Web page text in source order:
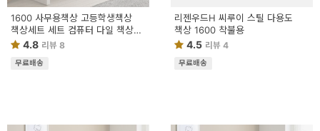
1600 사무용책상 고등학생책상
책상세트 세트 컴퓨터 다일 책상
학생책상 사무실책상 h형 서재책상
4.8 리뷰 8
무료배송
리젠우드H 씨루이 스틸 다용도
책상 1600 착불용
4.5 리뷰 4
무료배송